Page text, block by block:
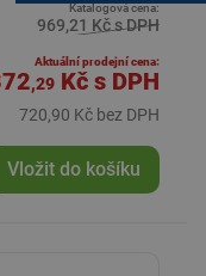
Katalogová cena:
969,21 Kč s DPH
Aktuální prodejní cena:
,29 Kč s DPH
720,90 Kč bez DPH
Vložit do košíku